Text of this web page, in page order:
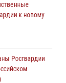
к новому
Росгвардии